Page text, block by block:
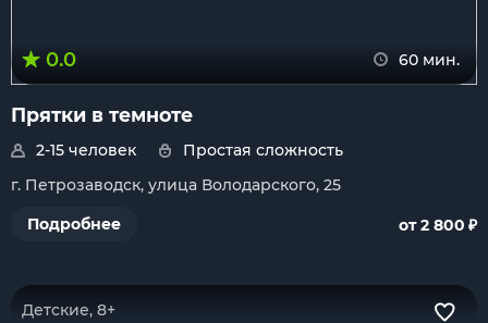
0.0 60 мин.
Прятки в темноте
2-15 человек
Простая сложность
г. Петрозаводск, улица Володарского, 25
Подробнее
от 2 800 ₽
Детские, 8+